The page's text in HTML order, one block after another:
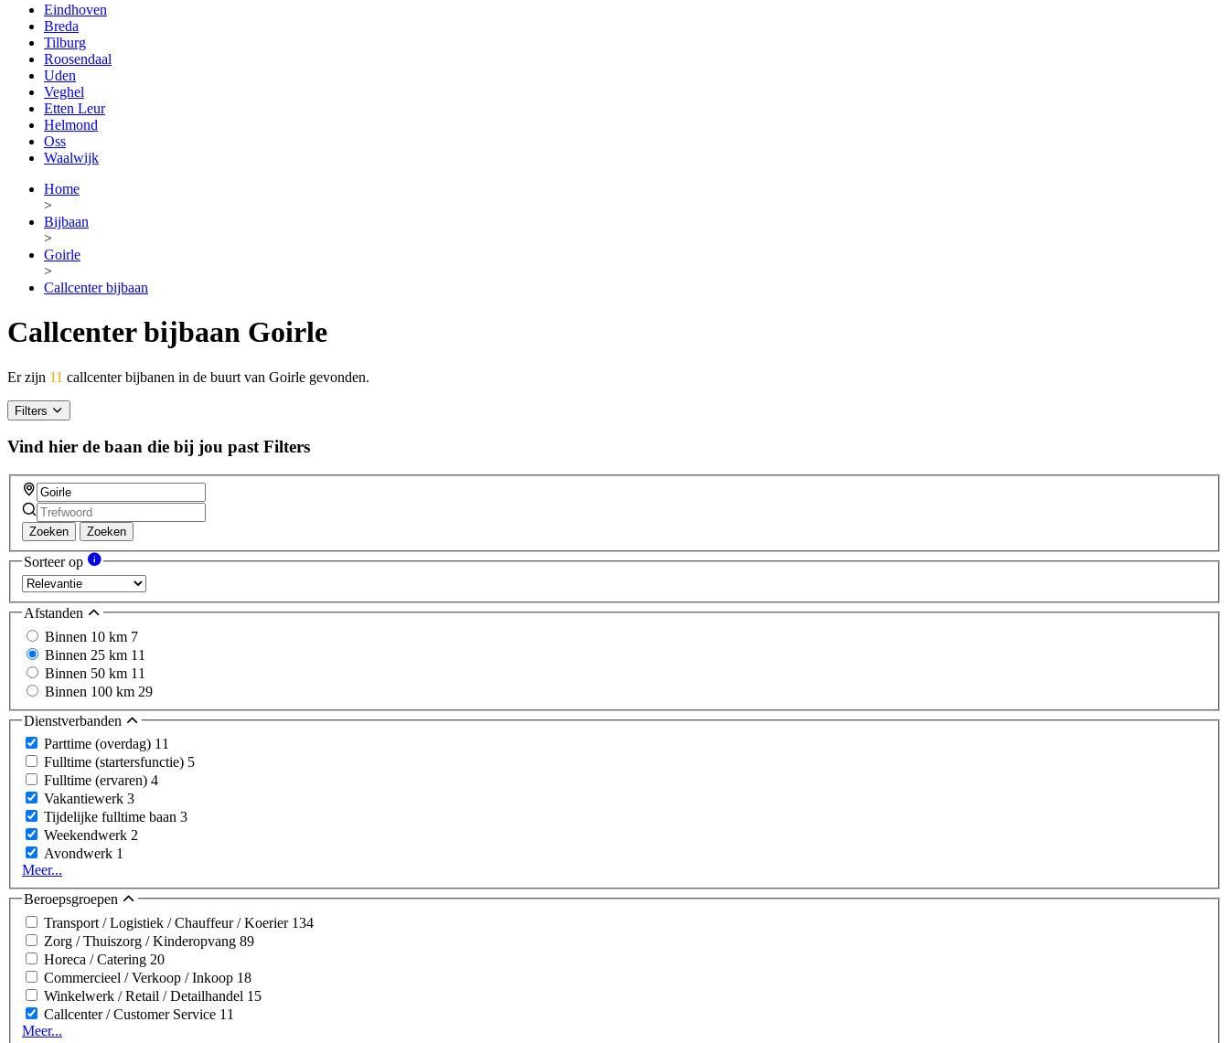
Eindhoven
Breda
Tilburg
Roosendaal
Uden
Veghel
Etten Leur
Helmond
Oss
Waalwijk
Home
>
Bijbaan
>
Goirle
>
Callcenter bijbaan
Callcenter bijbaan Goirle
Er zijn 11 callcenter bijbanen in de buurt van Goirle gevonden.
Filters
Vind hier de baan die bij jou past Filters
Zoeken Zoeken
Sorteer op
Afstanden
Binnen 10 km 7
Binnen 25 km 11
Binnen 50 km 11
Binnen 100 km 29
Dienstverbanden
Parttime (overdag) 11
Fulltime (startersfunctie) 5
Fulltime (ervaren) 4
Vakantiewerk 3
Tijdelijke fulltime baan 3
Weekendwerk 2
Avondwerk 1
Meer...
Beroepsgroepen
Transport / Logistiek / Chauffeur / Koerier 134
Zorg / Thuiszorg / Kinderopvang 89
Horeca / Catering 20
Commercieel / Verkoop / Inkoop 18
Winkelwerk / Retail / Detailhandel 15
Callcenter / Customer Service 11
Meer...